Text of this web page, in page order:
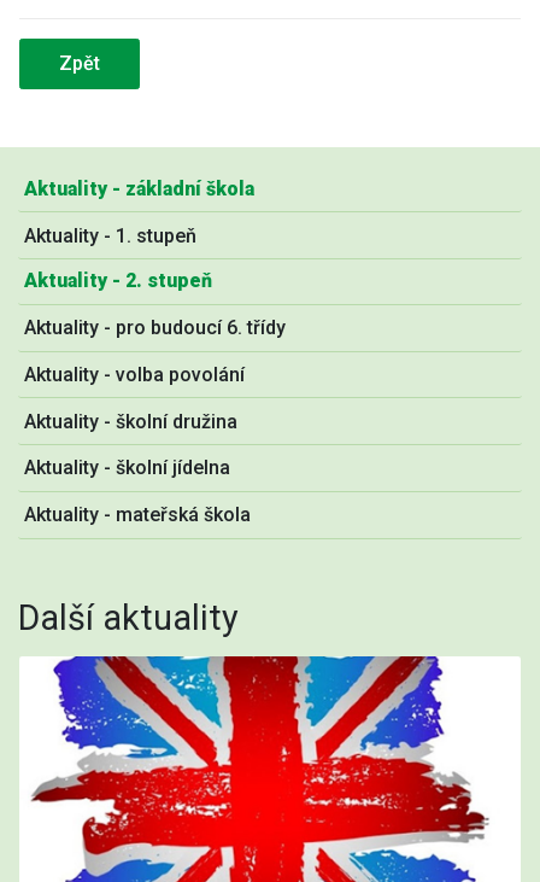
Aktuality - základní škola
Aktuality - 1. stupeň
Aktuality - 2. stupeň
Aktuality - pro budoucí 6. třídy
Aktuality - volba povolání
Aktuality - školní družina
Aktuality - školní jídelna
Aktuality - mateřská škola
Další aktuality
Zpět